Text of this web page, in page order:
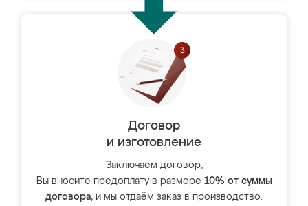
Договор
и изготовление
Заключаем договор,
Вы вносите предоплату в размере 10% от суммы
договора, и мы отдаём заказ в производство.